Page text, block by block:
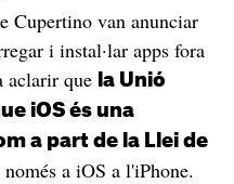
Cupertino van anunciar
i instal·lar apps fora
aclarir que la Unió
iOS és una
a part de la Llei de
a iOS a l'iPhone.